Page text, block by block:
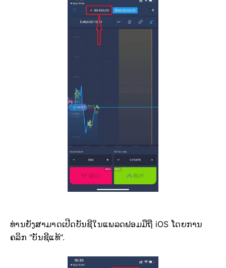
ທ່ານຍັງສາມາດເປີດບັນຊີໃນແພລດຟອມມືຖື iOS ໂດຍການ
ຄລິກ "ບັນຊີແທ້".